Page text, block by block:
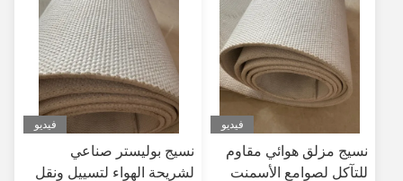
فيديو
نسيج مزلق هوائي مقاوم
للتآكل لصوامع الأسمنت
فيديو
نسيج بوليستر صناعي
لشريحة الهواء لتسييل ونقل